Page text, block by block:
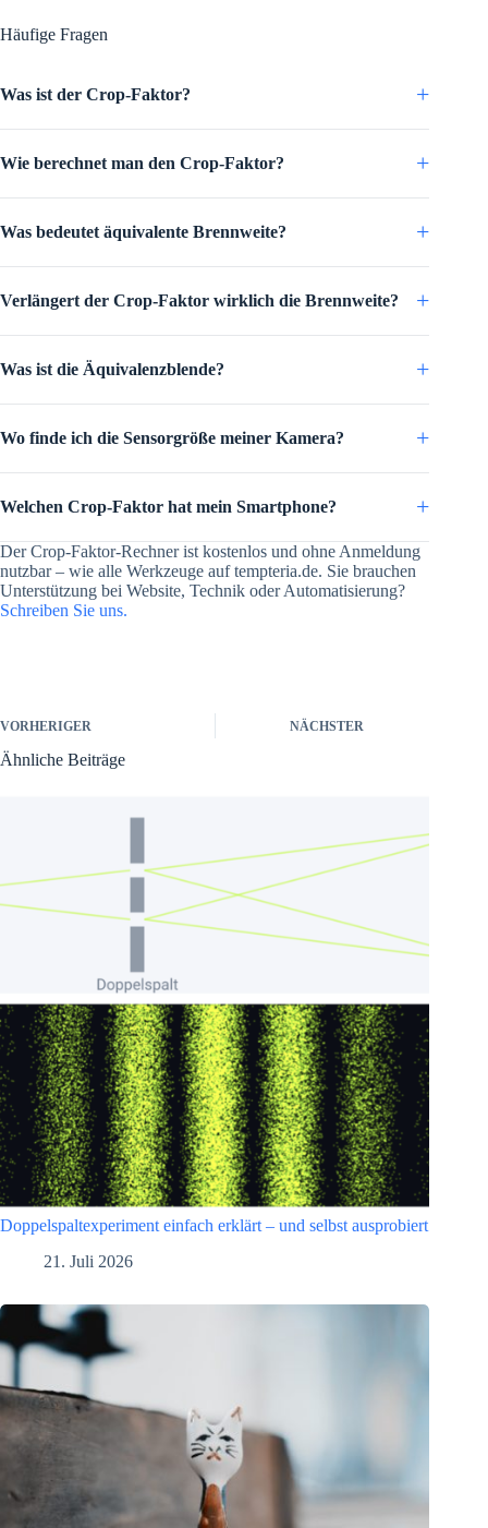
Häufige Fragen
Was ist der Crop-Faktor?
Wie berechnet man den Crop-Faktor?
Was bedeutet äquivalente Brennweite?
Verlängert der Crop-Faktor wirklich die Brennweite?
Was ist die Äquivalenzblende?
Wo finde ich die Sensorgröße meiner Kamera?
Welchen Crop-Faktor hat mein Smartphone?
Der Crop-Faktor-Rechner ist kostenlos und ohne Anmeldung
nutzbar – wie alle Werkzeuge auf tempteria.de. Sie brauchen
Unterstützung bei Website, Technik oder Automatisierung?
Schreiben Sie uns.
VORHERIGER NÄCHSTER
Ähnliche Beiträge
Doppelspaltexperiment einfach erklärt – und selbst ausprobiert
21. Juli 2026